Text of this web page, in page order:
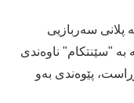
پلانی سەربازیی
بە "سێنتكام" ناوەندی
پێوەندی بەو